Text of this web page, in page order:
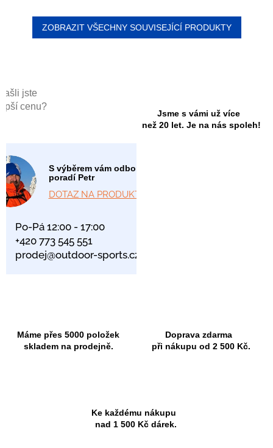
jste
cenu?
S výběrem vám odborně
poradí Petr
DOTAZ NA PRODUKT
Po-Pá 12:00 - 17:00
+420 773 545 551
prodej@outdoor-sports.cz
Jsme s vámi už více
než 20 let. Je na nás spoleh!
Máme přes 5000 položek
skladem na prodejně.
Doprava zdarma
při nákupu od 2 500 Kč.
Ke každému nákupu
nad 1 500 Kč dárek.
ZOBRAZIT VŠECHNY SOUVISEJÍCÍ PRODUKTY